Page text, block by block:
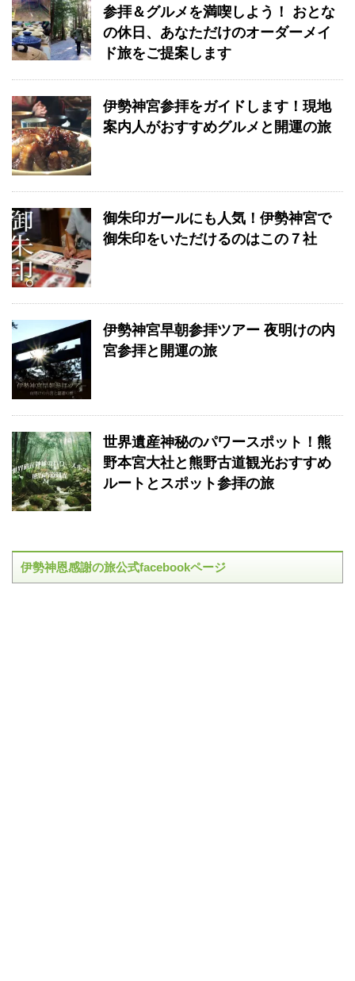
参拝＆グルメを満喫しよう！ おとな
の休日、あなただけのオーダーメイ
ド旅をご提案します
伊勢神宮参拝をガイドします！現地
案内人がおすすめグルメと開運の旅
御朱印ガールにも人気！伊勢神宮で
御朱印をいただけるのはこの７社
伊勢神宮早朝参拝ツアー 夜明けの内
宮参拝と開運の旅
世界遺産神秘のパワースポット！熊
野本宮大社と熊野古道観光おすすめ
ルートとスポット参拝の旅
伊勢神恩感謝の旅公式facebookページ